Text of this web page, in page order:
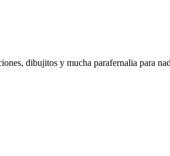
dibujitos y mucha parafernalia para